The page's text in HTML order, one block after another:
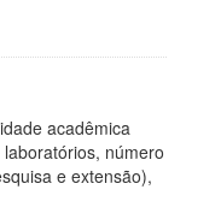
acadêmica
número
e extensão),